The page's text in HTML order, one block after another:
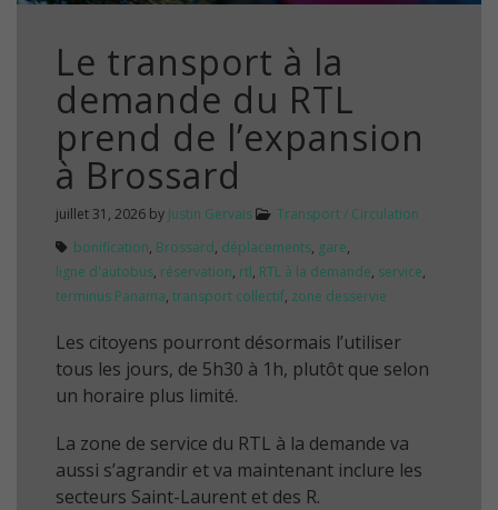
Le transport à la
demande du RTL
prend de l’expansion
à Brossard
juillet 31, 2026 by Justin Gervais
Transport / Circulation
bonification, Brossard, déplacements, gare,
ligne d'autobus, réservation, rtl, RTL à la demande, service,
terminus Panama, transport collectif, zone desservie
Les citoyens pourront désormais l’utiliser
tous les jours, de 5h30 à 1h, plutôt que selon
un horaire plus limité.
La zone de service du RTL à la demande va
aussi s’agrandir et va maintenant inclure les
secteurs Saint-Laurent et des R.